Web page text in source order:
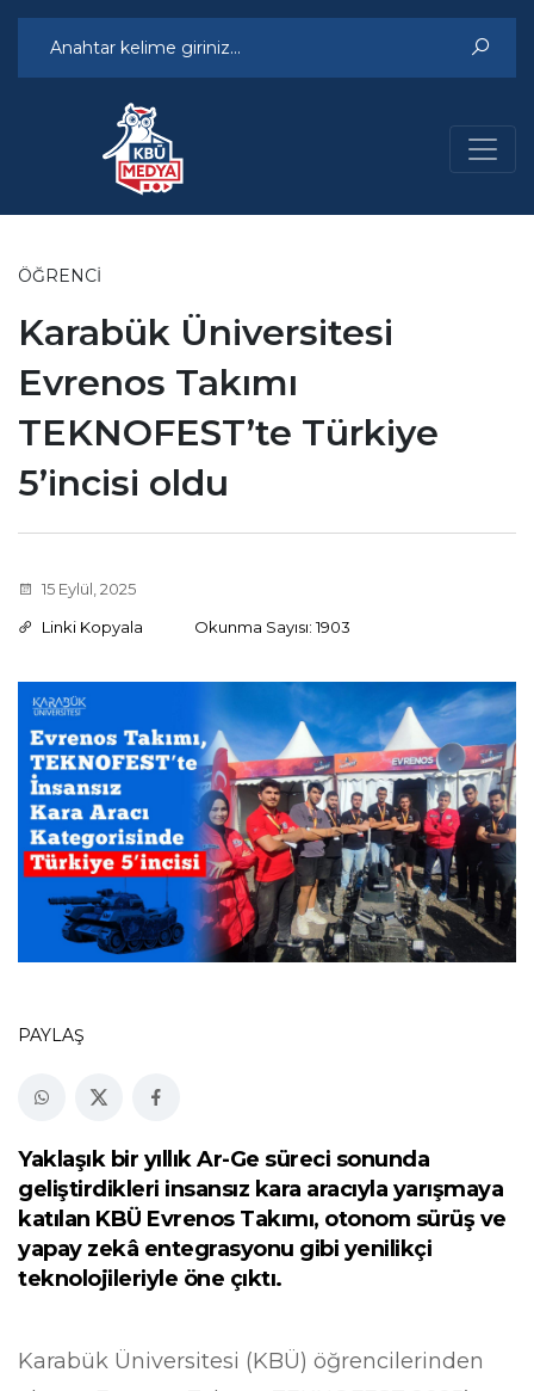
ÖĞRENCI
Karabük Üniversitesi
Evrenos Takımı
TEKNOFEST’te Türkiye
5’incisi oldu
15 Eylül, 2025
Linki Kopyala
Okunma Sayısı: 1903
PAYLAŞ
Yaklaşık bir yıllık Ar-Ge süreci sonunda
geliştirdikleri insansız kara aracıyla yarışmaya
katılan KBÜ Evrenos Takımı, otonom sürüş ve
yapay zekâ entegrasyonu gibi yenilikçi
teknolojileriyle öne çıktı.
Karabük Üniversitesi (KBÜ) öğrencilerinden